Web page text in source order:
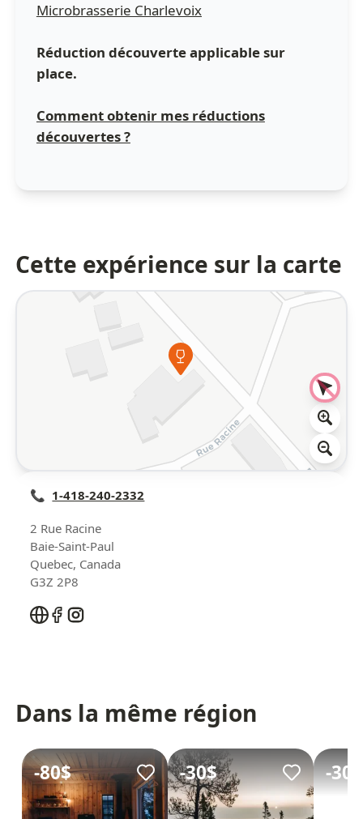
Microbrasserie Charlevoix
Réduction découverte applicable sur
place.
Comment obtenir mes réductions
découvertes ?
Cette expérience sur la carte
📞 1-418-240-2332
2 Rue Racine
Baie-Saint-Paul
Quebec, Canada
G3Z 2P8
Dans la même région
-80$ -30$ -30$